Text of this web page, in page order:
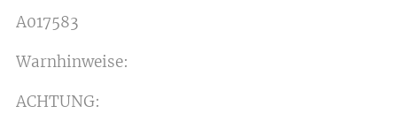
A017583
Warnhinweise:
ACHTUNG: